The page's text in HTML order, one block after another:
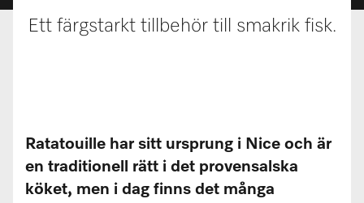
Ett färgstarkt tillbehör till smakrik fisk.
Ratatouille har sitt ursprung i Nice och är
en traditionell rätt i det provensalska
köket, men i dag finns det många